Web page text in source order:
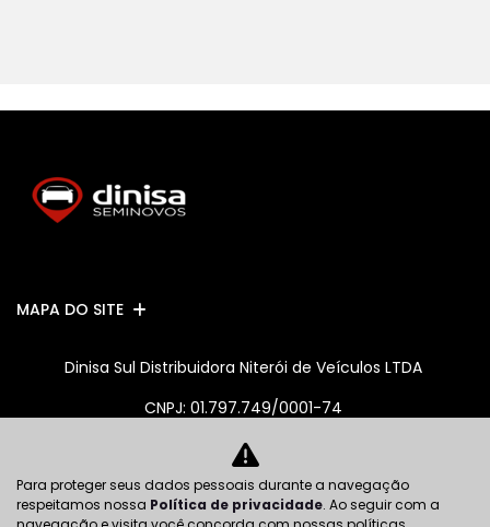
MAPA DO SITE
Dinisa Sul Distribuidora Niterói de Veículos LTDA
CNPJ: 01.797.749/0001-74
No trânsito, enxergar o outro salva vidas.
Para proteger seus dados pessoais durante a navegação
respeitamos nossa Política de privacidade. Ao seguir com a